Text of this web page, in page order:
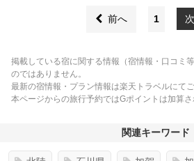
前へ 1
掲載している宿に関する情報（宿情報・口コミ
のではありません。
最新の宿情報・プラン情報は楽天トラベルにてご
本ページからの旅行予約ではGポイントは加算さ
関連キーワード